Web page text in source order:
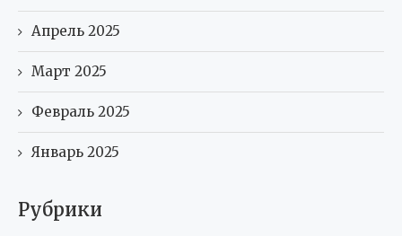
Апрель 2025
Март 2025
Февраль 2025
Январь 2025
Рубрики